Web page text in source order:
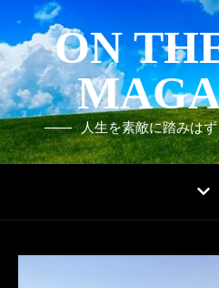
ON
人生を素敵に踏みは